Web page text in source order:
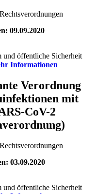
09.09.2020
Informationen
Verordnung
mit
CoV-2
03.09.2020